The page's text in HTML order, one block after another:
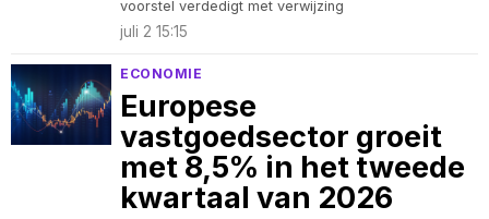
voorstel verdedigt met verwijzing
juli 2 15:15
ECONOMIE
Europese
vastgoedsector groeit
met 8,5% in het tweede
kwartaal van 2026